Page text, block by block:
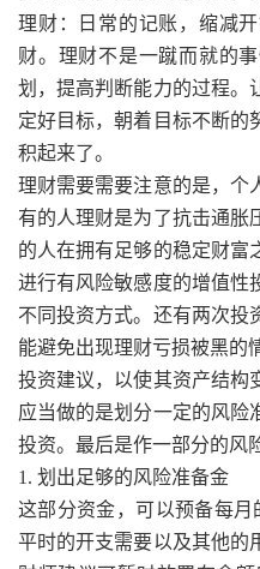
理财：日常的记账，缩减
财。理财不是一蹴而就的
划，提高判断能力的过程。
定好目标，朝着目标不断的
积起来了。
理财需要需要注意的是，个
有的人理财是为了抗击通胀
的人在拥有足够的稳定财富
进行有风险敏感度的增值性
不同投资方式。还有两次投
能避免出现理财亏损被黑的
投资建议，以使其资产结构
应当做的是划分一定的风险
投资。最后是作一部分的风
1. 划出足够的风险准备金
这部分资金，可以预备每
平时的开支需要以及其他的